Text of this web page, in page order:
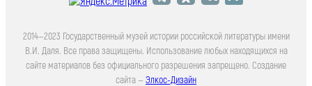
2014—2023 Государственный музей истории российской литературы имени
В.И. Даля. Все права защищены. Использование любых находящихся на
сайте материалов без официального разрешения запрещено. Создание
сайта — Элкос-Дизайн